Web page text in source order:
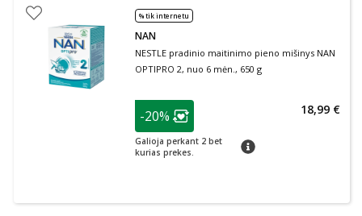
% tik internetu
NAN
NESTLE pradinio maitinimo pieno mišinys NAN
OPTIPRO 2, nuo 6 mėn., 650 g
patarimas
Lojalumo klubo narių nuolaida
-20%
Galioja perkant 2 bet
kurias prekes.
patarimas
18,99 €